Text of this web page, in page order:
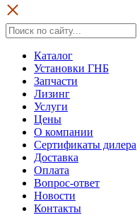
Каталог
Установки ГНБ
Запчасти
Лизинг
Услуги
Цены
О компании
Сертификаты дилера
Доставка
Оплата
Вопрос-ответ
Новости
Контакты